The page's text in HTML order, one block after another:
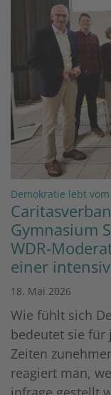
Demokratie lebt
Gymnasium
WDR-
einer
18. Mai 2026
Wie fühlt sich
bedeutet sie für
Zeiten
reagiert man,